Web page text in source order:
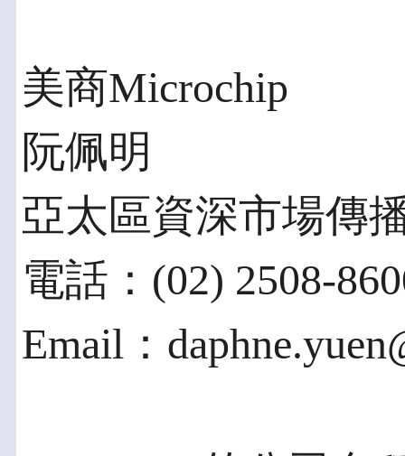
美商Microchip
阮佩明
亞太區資深市場傳
電話：(02) 2508-
Email：